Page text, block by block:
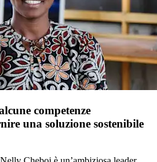
competenze
una soluzione sostenibile